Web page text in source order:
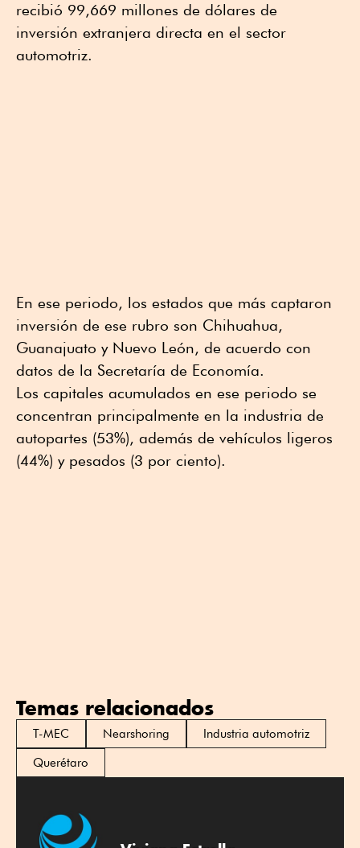
recibió 99,669 millones de dólares de
inversión extranjera directa en el sector
automotriz.
En ese periodo, los estados que más captaron
inversión de ese rubro son Chihuahua,
Guanajuato y Nuevo León, de acuerdo con
datos de la Secretaría de Economía.
Los capitales acumulados en ese periodo se
concentran principalmente en la industria de
autopartes (53%), además de vehículos ligeros
(44%) y pesados (3 por ciento).
Temas relacionados
T-MEC Nearshoring
Industria automotriz
Querétaro